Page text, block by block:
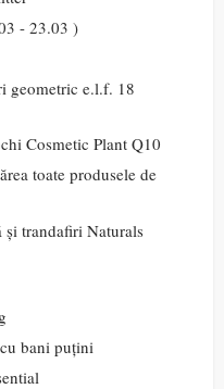
- 23.03 )
geometric e.l.f. 18
Cosmetic Plant Q10
toate produsele de
și trandafiri Naturals
bani puțini